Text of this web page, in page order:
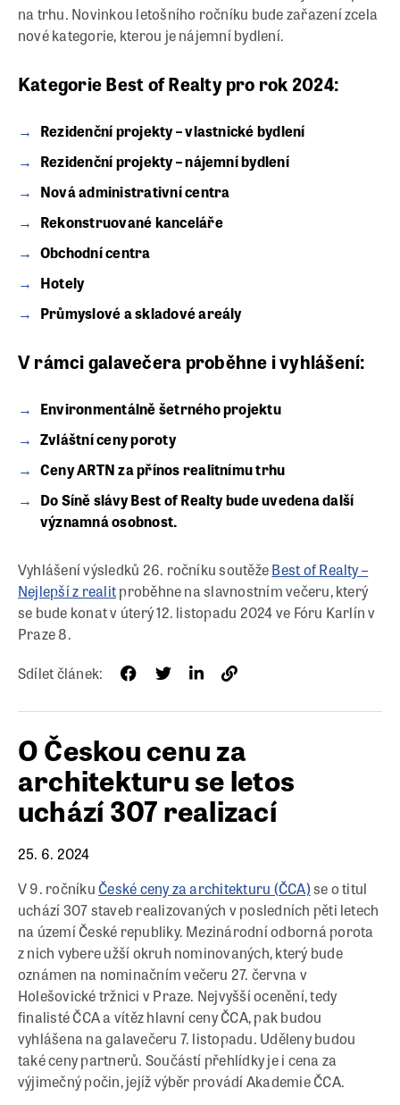
na trhu. Novinkou letošního ročníku bude zařazení zcela
nové kategorie, kterou je nájemní bydlení.
Kategorie Best of Realty pro rok 2024:
Rezidenční projekty – vlastnické bydlení
Rezidenční projekty – nájemní bydlení
Nová administrativní centra
Rekonstruované kanceláře
Obchodní centra
Hotely
Průmyslové a skladové areály
V rámci galavečera proběhne i vyhlášení:
Environmentálně šetrného projektu
Zvláštní ceny poroty
Ceny ARTN za přínos realitnímu trhu
Do Síně slávy Best of Realty bude uvedena další
významná osobnost.
Vyhlášení výsledků 26. ročníku soutěžeBest of Realty –
Nejlepší z realitproběhne na slavnostním večeru, který
se bude konat v úterý 12. listopadu 2024 ve Fóru Karlín v
Praze 8.
Sdílet článek:
O Českou cenu za
architekturu se letos
uchází 307 realizací
25. 6. 2024
V 9. ročníkuČeské ceny za architekturu (ČCA)se o titul
uchází 307 staveb realizovaných v posledních pěti letech
na území České republiky. Mezinárodní odborná porota
z nich vybere užší okruh nominovaných, který bude
oznámen na nominačním večeru 27. června v
Holešovické tržnici v Praze. Nejvyšší ocenění, tedy
finalisté ČCA a vítěz hlavní ceny ČCA, pak budou
vyhlášena na galavečeru 7. listopadu. Uděleny budou
také ceny partnerů. Součástí přehlídky je i cena za
výjimečný počin, jejíž výběr provádí Akademie ČCA.